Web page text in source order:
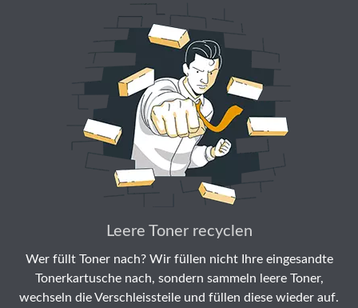
Leere Toner recyclen
Wer füllt Toner nach? Wir füllen nicht Ihre eingesandte
Tonerkartusche nach, sondern sammeln leere Toner,
wechseln die Verschleissteile und füllen diese wieder auf.